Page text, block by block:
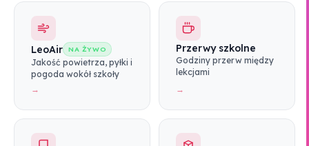
LeoAir NA ŻYWO
Jakość powietrza, pyłki i
pogoda wokół szkoły
→
Przerwy szkolne
Godziny przerw między
lekcjami
→